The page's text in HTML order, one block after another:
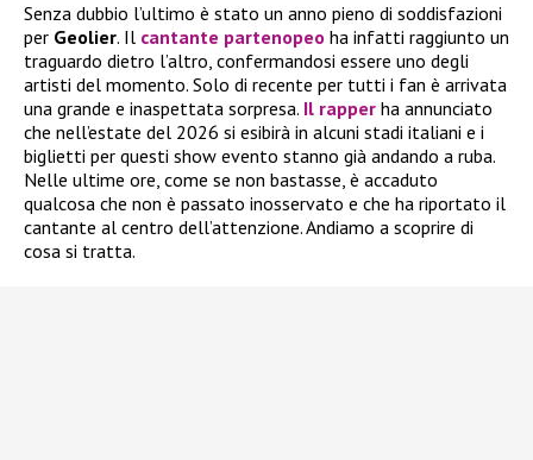
Senza dubbio l’ultimo è stato un anno pieno di soddisfazioni
per Geolier. Il cantante partenopeo ha infatti raggiunto un
traguardo dietro l’altro, confermandosi essere uno degli
artisti del momento. Solo di recente per tutti i fan è arrivata
una grande e inaspettata sorpresa. Il rapper ha annunciato
che nell’estate del 2026 si esibirà in alcuni stadi italiani e i
biglietti per questi show evento stanno già andando a ruba.
Nelle ultime ore, come se non bastasse, è accaduto
qualcosa che non è passato inosservato e che ha riportato il
cantante al centro dell’attenzione. Andiamo a scoprire di
cosa si tratta.